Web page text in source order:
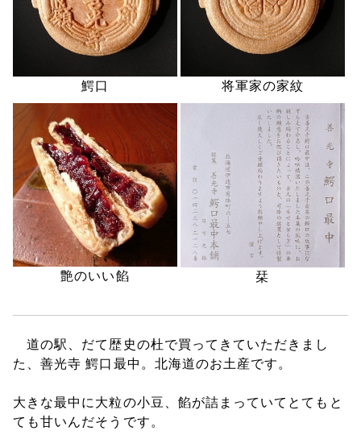
鰐口 将軍家の家紋
艶のいい餡 栞
道の駅、だて歴史の杜で買ってきていただきまし
た、善光寺 鰐口最中。北海道のお土産です。
大きな最中に大粒の小豆、餡が詰まっていてとてもと
ても甘いんだそうです。